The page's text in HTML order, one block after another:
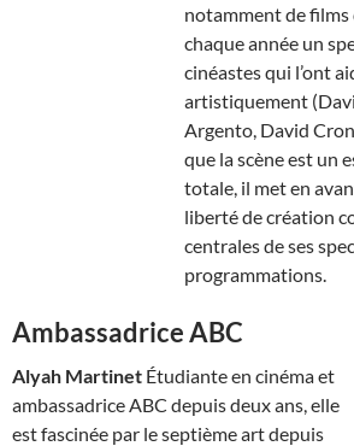
notamment de films
chaque année un
cinéastes qui l’ont
artistiquement
Argento, David
que la scène est un
totale, il met en
liberté de création
centrales de ses
programmations.
Ambassadrice ABC
Alyah Martinet Étudiante en cinéma et
ambassadrice ABC depuis deux ans, elle
est fascinée par le septième art depuis